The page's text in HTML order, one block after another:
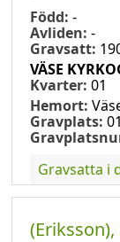
Född: -
Avliden: -
Gravsatt:
VÄSE
Kvarter: 01
Hemort:
Gravplats:
Gravsatta i